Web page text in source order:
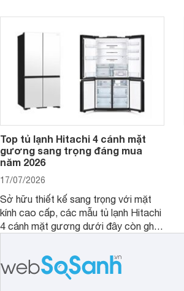
phân khúc khiến không ít người dùng
phải cân nhắc. Trên thị trường hiện
Top tủ lạnh Hitachi 4 cánh mặt
gương sang trọng đáng mua
năm 2026
17/07/2026
Sở hữu thiết kế sang trọng với mặt
kính cao cấp, các mẫu tủ lạnh Hitachi
4 cánh mặt gương dưới đây còn ghi
công nghệ bảo quản hiện đại, đáp ứng
tốt nhu cầu lưu trữ thực phẩm của gia